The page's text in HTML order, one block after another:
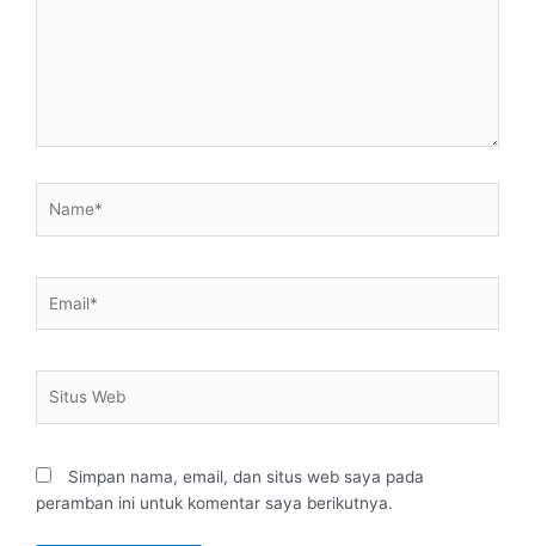
Web
Simpan nama, email, dan situs web saya pada
peramban ini untuk komentar saya berikutnya.